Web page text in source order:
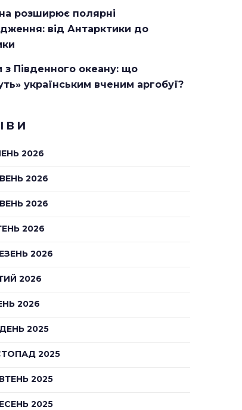
розширює полярні
від Антарктики до
з Південного океану: що
українським вченим аргобуї?
2026
2026
2026
2026
2026
2026
2026
2025
2025
2025
2025